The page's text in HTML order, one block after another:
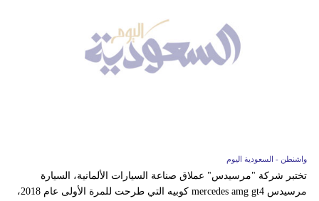
واشنطن - السعودية اليوم
تختبر شركة "مرسيدس" عملاق صناعة السيارات الألمانية، السيارة
مرسيدس mercedes amg gt4 كوبيه التي طرحت للمرة الأولى عام 2018،